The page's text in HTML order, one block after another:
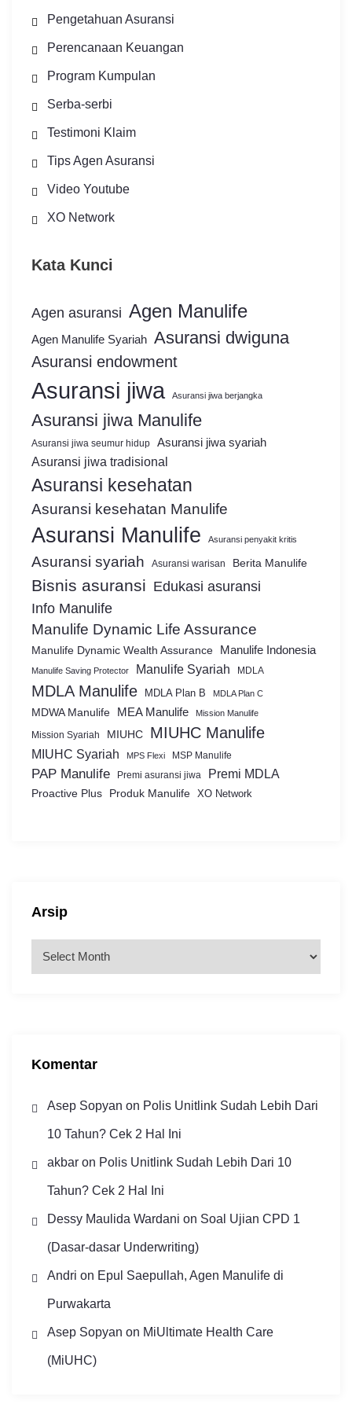
Pengetahuan Asuransi
Perencanaan Keuangan
Program Kumpulan
Serba-serbi
Testimoni Klaim
Tips Agen Asuransi
Video Youtube
XO Network
Kata Kunci
Agen asuransi Agen Manulife
Agen Manulife Syariah Asuransi dwiguna
Asuransi endowment
Asuransi jiwa Asuransi jiwa berjangka
Asuransi jiwa Manulife
Asuransi jiwa seumur hidup Asuransi jiwa syariah
Asuransi jiwa tradisional
Asuransi kesehatan
Asuransi kesehatan Manulife
Asuransi Manulife Asuransi penyakit kritis
Asuransi syariah Asuransi warisan Berita Manulife
Bisnis asuransi Edukasi asuransi
Info Manulife
Manulife Dynamic Life Assurance
Manulife Dynamic Wealth Assurance Manulife Indonesia
Manulife Saving Protector Manulife Syariah MDLA
MDLA Manulife MDLA Plan B MDLA Plan C
MDWA Manulife MEA Manulife Mission Manulife
Mission Syariah MIUHC MIUHC Manulife
MIUHC Syariah MPS Flexi MSP Manulife
PAP Manulife Premi asuransi jiwa Premi MDLA
Proactive Plus Produk Manulife XO Network
Arsip
Komentar
Asep Sopyan on Polis Unitlink Sudah Lebih Dari
10 Tahun? Cek 2 Hal Ini
akbaron Polis Unitlink Sudah Lebih Dari 10
Tahun? Cek 2 Hal Ini
Dessy Maulida Wardani on Soal Ujian CPD 1
(Dasar-dasar Underwriting)
Andri on Epul Saepullah, Agen Manulife di
Purwakarta
Asep Sopyan on MiUltimate Health Care
(MiUHC)